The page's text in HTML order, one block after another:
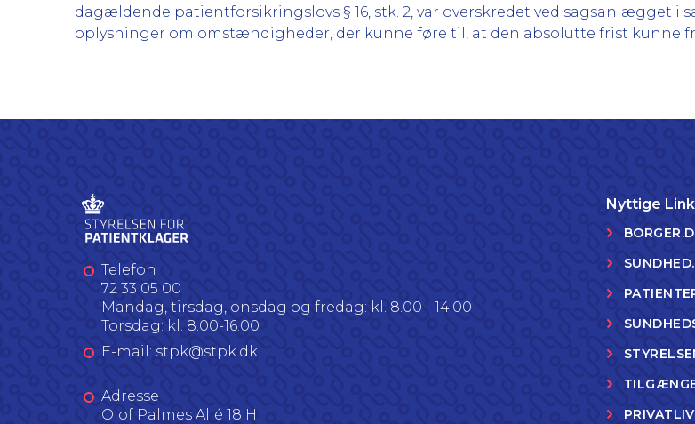
dagældende patientforsikringslovs § 16, stk. 2, var overskredet ved sagsanlægget i
oplysninger om omstændigheder, der kunne føre til, at den absolutte frist kunne
Telefon
72 33 05 00
Mandag, tirsdag, onsdag og fredag: kl. 8.00 - 14.00
Torsdag: kl. 8.00-16.00
E-mail: stpk@stpk.dk
Adresse
Olof Palmes Allé 18 H
Nyttige